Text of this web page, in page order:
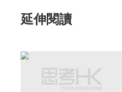
延伸閱讀